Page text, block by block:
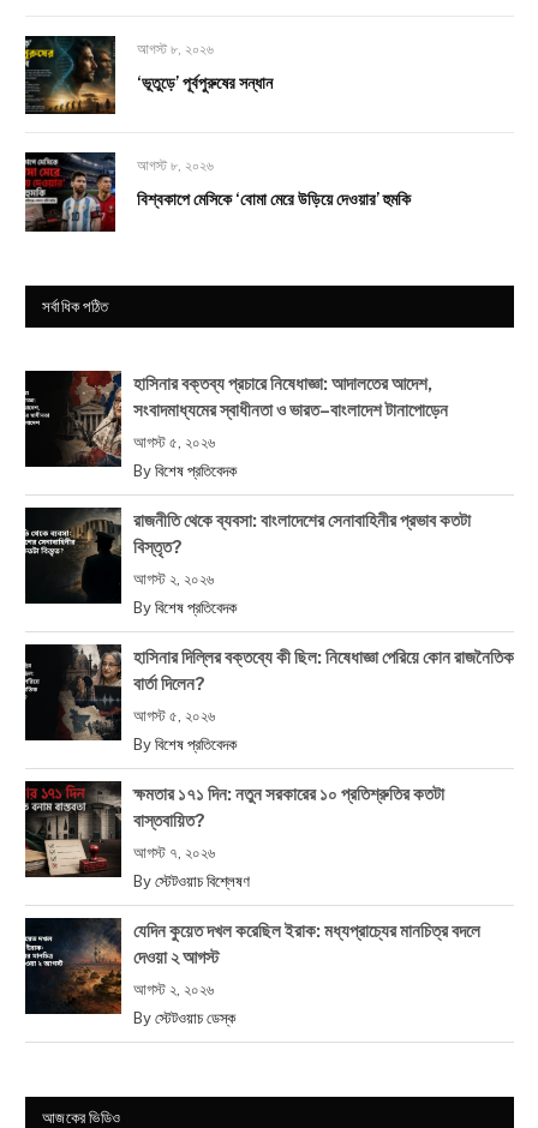
আগস্ট ৮, ২০২৬
‘ভূতুড়ে’ পূর্বপুরুষের সন্ধান
আগস্ট ৮, ২০২৬
বিশ্বকাপে মেসিকে ‘বোমা মেরে উড়িয়ে দেওয়ার’ হুমকি
সর্বাধিক পঠিত
হাসিনার বক্তব্য প্রচারে নিষেধাজ্ঞা: আদালতের আদেশ,
সংবাদমাধ্যমের স্বাধীনতা ও ভারত–বাংলাদেশ টানাপোড়েন
আগস্ট ৫, ২০২৬
By বিশেষ প্রতিবেদক
রাজনীতি থেকে ব্যবসা: বাংলাদেশের সেনাবাহিনীর প্রভাব কতটা
বিস্তৃত?
আগস্ট ২, ২০২৬
By বিশেষ প্রতিবেদক
হাসিনার দিল্লির বক্তব্যে কী ছিল: নিষেধাজ্ঞা পেরিয়ে কোন রাজনৈতিক
বার্তা দিলেন?
আগস্ট ৫, ২০২৬
By বিশেষ প্রতিবেদক
ক্ষমতার ১৭১ দিন: নতুন সরকারের ১০ প্রতিশ্রুতির কতটা
বাস্তবায়িত?
আগস্ট ৭, ২০২৬
By স্টেটওয়াচ বিশ্লেষণ
যেদিন কুয়েত দখল করেছিল ইরাক: মধ্যপ্রাচ্যের মানচিত্র বদলে
দেওয়া ২ আগস্ট
আগস্ট ২, ২০২৬
By স্টেটওয়াচ ডেস্ক
আজকের ভিডিও